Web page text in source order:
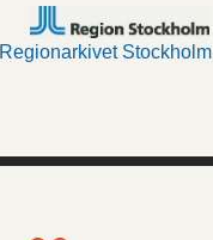
Regionarkivet Stockholm